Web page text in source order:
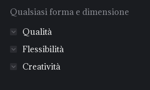
Qualsiasi forma e dimensione
Qualità
Flessibilità
Creatività